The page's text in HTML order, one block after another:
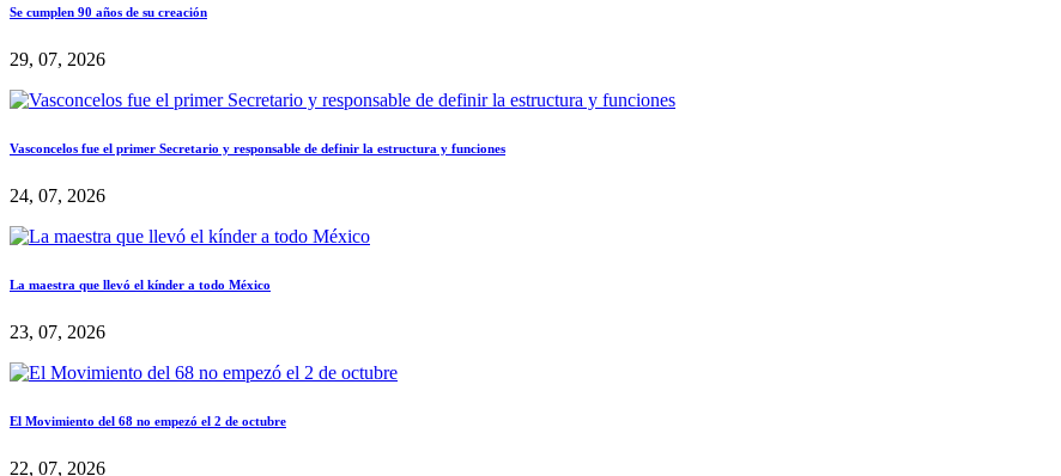
Se cumplen 90 años de su creación
29, 07, 2026
Vasconcelos fue el primer Secretario y responsable de definir la estructura y funciones
24, 07, 2026
La maestra que llevó el kínder a todo México
23, 07, 2026
El Movimiento del 68 no empezó el 2 de octubre
22, 07, 2026